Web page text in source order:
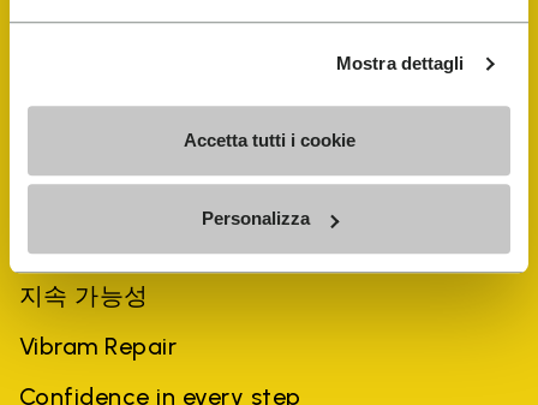
Mostra dettagli
Accetta tutti i cookie
Personalizza
회사
역사
지속 가능성
Vibram Repair
Confidence in every step